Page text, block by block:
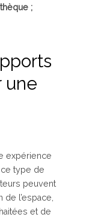
;
une
expérience
type de
peuvent
l’espace,
et de